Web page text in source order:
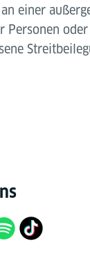
einer